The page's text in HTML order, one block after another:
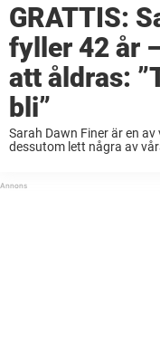
GRATTIS:
fyller 42 år
att åldras:
bli”
Sarah Dawn Finer är en
dessutom lett några av